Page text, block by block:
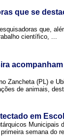
que se
que,
científico, ...
Zancheta (PL) e
de animais,
em
Municipais
semana do